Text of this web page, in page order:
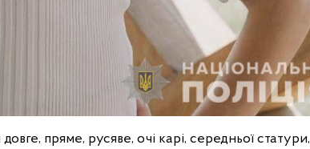
пряме, русяве, очі карі, середньої статури,